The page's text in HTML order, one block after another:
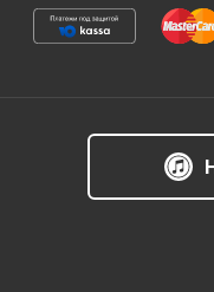
Ваша оценка: